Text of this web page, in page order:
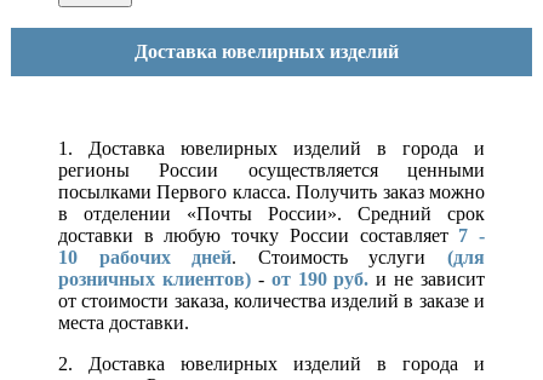
Доставка ювелирных изделий
1. Доставка ювелирных изделий в города и
регионы России осуществляется ценными
посылками Первого класса. Получить заказ можно
в отделении «Почты России». Средний срок
доставки в любую точку России составляет 7 -
10 рабочих дней. Стоимость услуги(для
розничных клиентов)- от 190 руб. и не зависит
от стоимости заказа, количества изделий в заказе и
места доставки.
2. Доставка ювелирных изделий в города и